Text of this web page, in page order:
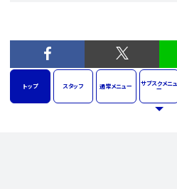
トップ スタッフ 通常メニュー サブスクメニュ
ー